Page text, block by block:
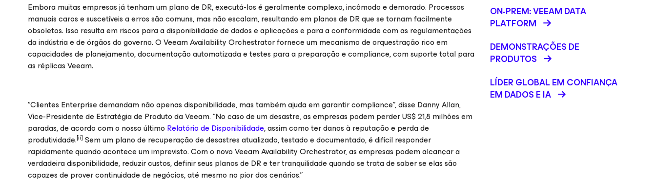
Embora muitas empresas já tenham um plano de DR, executá-los é geralmente complexo, incômodo e demorado. Processos
manuais caros e suscetíveis a erros são comuns, mas não escalam, resultando em planos de DR que se tornam facilmente
obsoletos. Isso resulta em riscos para a disponibilidade de dados e aplicações e para a conformidade com as regulamentações
da indústria e de órgãos do governo. O Veeam Availability Orchestrator fornece um mecanismo de orquestração rico em
capacidades de planejamento, documentação automatizada e testes para a preparação e compliance, com suporte total para
as réplicas Veeam.
“Clientes Enterprise demandam não apenas disponibilidade, mas também ajuda em garantir compliance”, disse Danny Allan,
Vice-Presidente de Estratégia de Produto da Veeam. “No caso de um desastre, as empresas podem perder US$ 21,8 milhões em
paradas, de acordo com o nosso último Relatório de Disponibilidade, assim como ter danos à reputação e perda de
produtividade.[ii] Sem um plano de recuperação de desastres atualizado, testado e documentado, é difícil responder
rapidamente quando acontece um imprevisto. Com o novo Veeam Availability Orchestrator, as empresas podem alcançar a
verdadeira disponibilidade, reduzir custos, definir seus planos de DR e ter tranquilidade quando se trata de saber se elas são
capazes de prover continuidade de negócios, até mesmo no pior dos cenários.”
ON-PREM: VEEAM DATA
PLATFORM
DEMONSTRAÇÕES DE
PRODUTOS
LÍDER GLOBAL EM CONFIANÇA
EM DADOS E IA